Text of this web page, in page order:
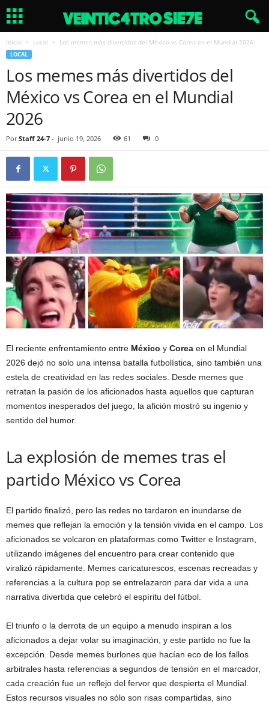
Inicio Local Los memes más divertidos del México vs Corea en el Mundial 2026
LOCAL
Los memes más divertidos del
México vs Corea en el Mundial
2026
Por Staff 24-7 - junio 19, 2026 61 0
El reciente enfrentamiento entre México y Corea en el Mundial
2026 dejó no solo una intensa batalla futbolística, sino también una
estela de creatividad en las redes sociales. Desde memes que
retratan la pasión de los aficionados hasta aquellos que capturan
momentos inesperados del juego, la afición mostró su ingenio y
sentido del humor.
La explosión de memes tras el
partido México vs Corea
El partido finalizó, pero las redes no tardaron en inundarse de
memes que reflejan la emoción y la tensión vivida en el campo. Los
aficionados se volcaron en plataformas como Twitter e Instagram,
utilizando imágenes del encuentro para crear contenido que
viralizó rápidamente. Memes caricaturescos, escenas recreadas y
referencias a la cultura pop se entrelazaron para dar vida a una
narrativa divertida que celebró el espíritu del fútbol.
El triunfo o la derrota de un equipo a menudo inspiran a los
aficionados a dejar volar su imaginación, y este partido no fue la
excepción. Desde memes burlones que hacían eco de los fallos
arbitrales hasta referencias a segundos de tensión en el marcador,
cada creación fue un reflejo del fervor que despierta el Mundial.
Estos recursos visuales no sólo son risas compartidas, sino